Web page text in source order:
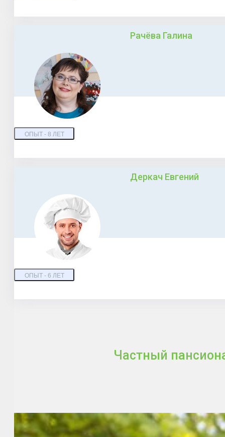
Рачёва Галина
ОПЫТ - 8 ЛЕТ
Деркач Евгений
ОПЫТ - 6 ЛЕТ
Частный